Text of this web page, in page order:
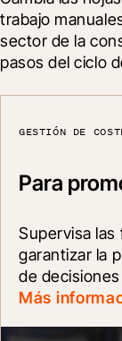
trabajo
sector de la
pasos del ciclo
GESTIÓN DE
Para
Supervisa
garantizar la
de
Más